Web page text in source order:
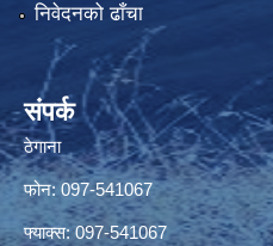
निवेदनको ढाँचा
संपर्क
ठेगाना
फोन: 097-541067
फ्याक्स: 097-541067